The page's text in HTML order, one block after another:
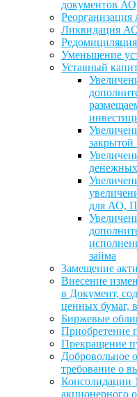
документов
Ликвидация
Уменьшение
Уставный
для АО,
займа
Замещение
Внесение
в Документ,
ценных бумаг,
Биржевые
Приобретение
Прекращение
Добровольное
требование о
Консолидации
акционерного